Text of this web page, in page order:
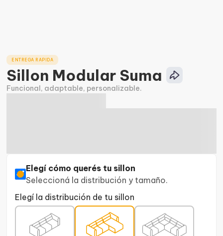
ENTREGA RAPIDA
Sillon Modular Suma
Funcional, adaptable, personalizable.
Elegí cómo querés tu sillon
Seleccioná la distribución y tamaño.
Elegí la distribución de tu sillon